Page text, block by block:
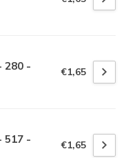
280 - €1,65
517 - €1,65